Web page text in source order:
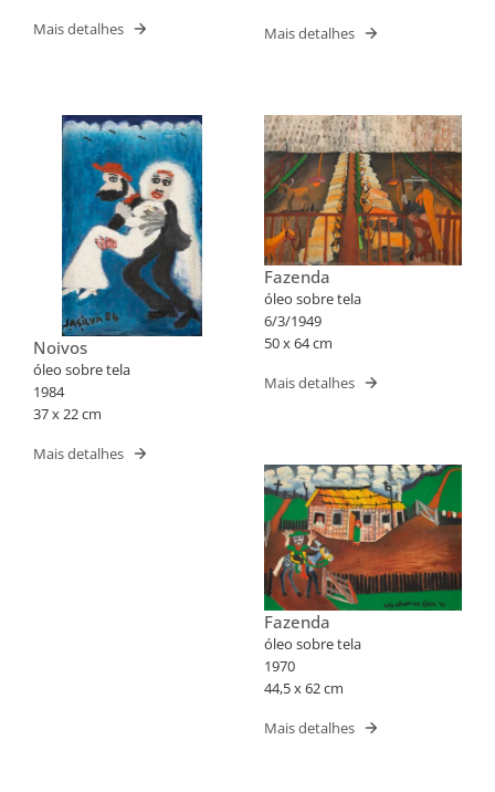
Mais detalhes Mais detalhes
Noivos
óleo sobre tela
1984
37 x 22 cm
Mais detalhes
Fazenda
óleo sobre tela
6/3/1949
50 x 64 cm
Mais detalhes
Fazenda
óleo sobre tela
1970
44,5 x 62 cm
Mais detalhes